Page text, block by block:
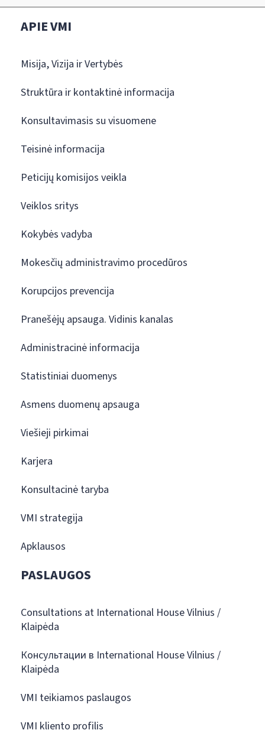
APIE VMI
Misija, Vizija ir Vertybės
Struktūra ir kontaktinė informacija
Konsultavimasis su visuomene
Teisinė informacija
Peticijų komisijos veikla
Veiklos sritys
Kokybės vadyba
Mokesčių administravimo procedūros
Korupcijos prevencija
Pranešėjų apsauga. Vidinis kanalas
Administracinė informacija
Statistiniai duomenys
Asmens duomenų apsauga
Viešieji pirkimai
Karjera
Konsultacinė taryba
VMI strategija
Apklausos
PASLAUGOS
Consultations at International House Vilnius /
Klaipėda
Консультации в International House Vilnius /
Klaipėda
VMI teikiamos paslaugos
VMI kliento profilis